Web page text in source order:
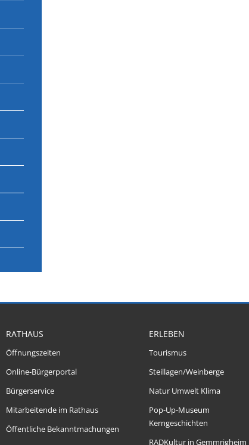
RATHAUS
Öffnungszeiten
Online-Bürgerportal
Bürgerservice
Mitarbeitende im Rathaus
Öffentliche Bekanntmachungen
ERLEBEN
Tourismus
Steillagen/Weinberge
Natur Umwelt Klima
Pop-Up-Museum
Kerngeschichten
RADKultur in Gemmrigheim